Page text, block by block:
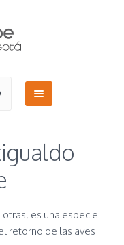
es una especie
retorno de las aves